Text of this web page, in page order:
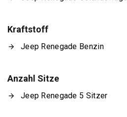
Kraftstoff
Jeep Renegade Benzin
Anzahl Sitze
Jeep Renegade 5 Sitzer